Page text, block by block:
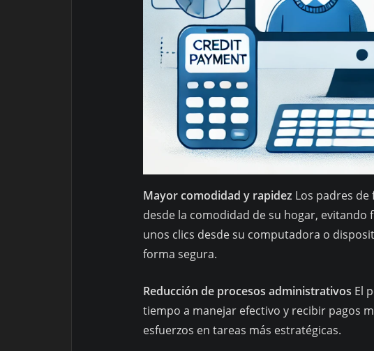
Mayor comodidad y rapidez Los padres
desde la comodidad de su hogar, evitando
unos clics desde su computadora o
forma segura.
Reducción de procesos administrativos El
tiempo a manejar efectivo y recibir pagos
esfuerzos en tareas más estratégicas.